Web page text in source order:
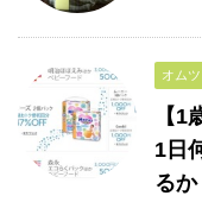
オムツ
【
1日
るか